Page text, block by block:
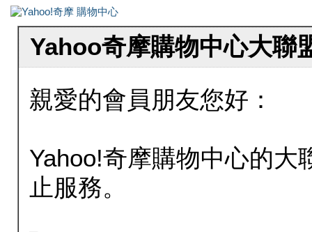
Yahoo奇摩購物中心大聯
親愛的會員朋友您好：
Yahoo!奇摩購物中心的大
止服務。